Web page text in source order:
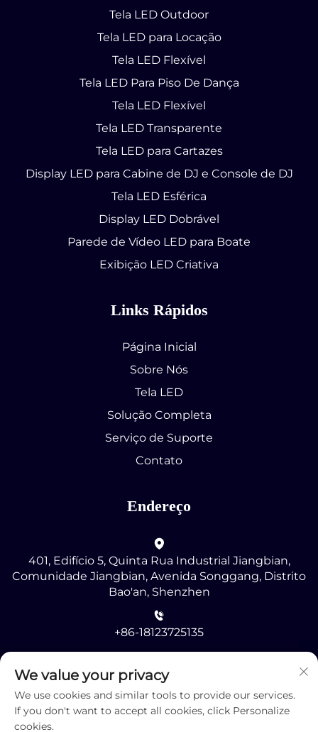
Tela LED Outdoor
Tela LED para Locação
Tela LED Flexível
Tela LED Para Piso De Dança
Tela LED Flexível
Tela LED Transparente
Tela LED para Cartazes
Display LED para Cabine de DJ e Console de DJ
Tela LED Esférica
Display LED Dobrável
Parede de Vídeo LED para Boate
Exibição LED Criativa
Links Rápidos
Página Inicial
Sobre Nós
Tela LED
Solução Completa
Serviço de Suporte
Contato
Endereço
401, Edifício 5, Quinta Rua Industrial Jiangbian,
Comunidade Jiangbian, Avenida Songgang, Distrito
Bao'an, Shenzhen
+86-18123725135
[email protected]
We value your privacy
We use cookies and similar tools to provide our services.
If you don't want to accept all cookies, click Personalize
cookies.